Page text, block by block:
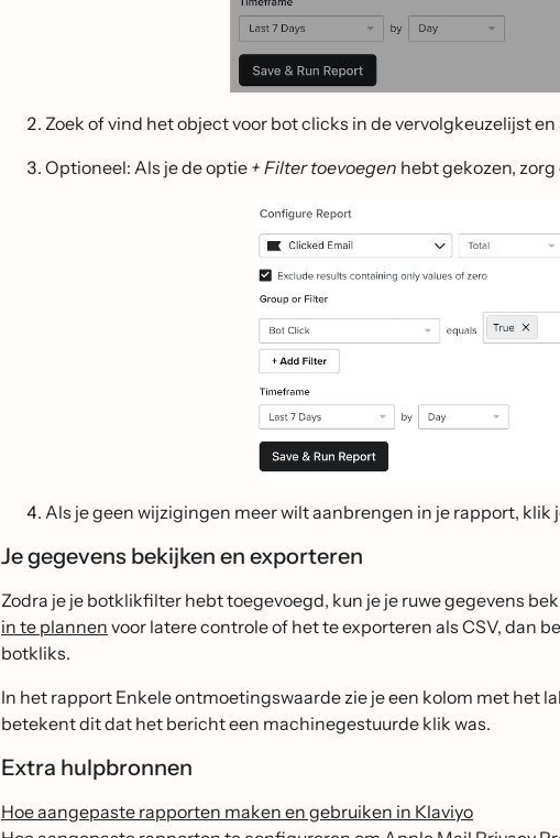
Zoek of vind het object voor bot clicks in de vervolgkeuzelijst
Optioneel: Als je de optie + Filter toevoegen hebt gekozen,
Als je geen wijzigingen meer wilt aanbrengen in je rapport, klik
Je gegevens bekijken en exporteren
Zodra je je botklikfilter hebt toegevoegd, kun je je ruwe gegevens
in te plannen voor latere controle of het te exporteren als CSV, dan
botkliks.
In het rapport Enkele ontmoetingswaarde zie je een kolom met het
betekent dit dat het bericht een machinegestuurde klik was.
Extra hulpbronnen
Hoe aangepaste rapporten maken en gebruiken in Klaviyo